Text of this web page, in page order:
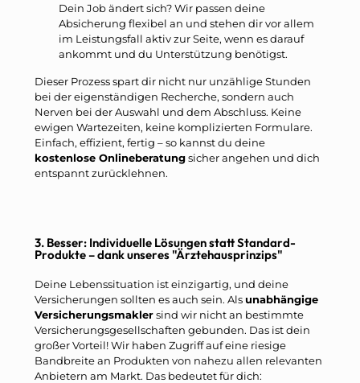
Dein Job ändert sich? Wir passen deine
Absicherung flexibel an und stehen dir vor allem
im Leistungsfall aktiv zur Seite, wenn es darauf
ankommt und du Unterstützung benötigst.
Dieser Prozess spart dir nicht nur unzählige Stunden
bei der eigenständigen Recherche, sondern auch
Nerven bei der Auswahl und dem Abschluss. Keine
ewigen Wartezeiten, keine komplizierten Formulare.
Einfach, effizient, fertig – so kannst du deine
kostenlose Onlineberatungsicher angehen und dich
entspannt zurücklehnen.
3. Besser: Individuelle Lösungen statt Standard-
Produkte – dank unseres "Ärztehausprinzips"
Deine Lebenssituation ist einzigartig, und deine
Versicherungen sollten es auch sein. Alsunabhängige
Versicherungsmaklersind wir nicht an bestimmte
Versicherungsgesellschaften gebunden. Das ist dein
großer Vorteil! Wir haben Zugriff auf eine riesige
Bandbreite an Produkten von nahezu allen relevanten
Anbietern am Markt. Das bedeutet für dich: